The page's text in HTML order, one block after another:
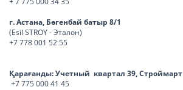
г. Астана, Бөгенбай батыр 8/1
(Esil STROY - Эталон)
+7 778 001 52 55
Қарағанды:Учетный квартал 39, Строймарт
+7 775 000 41 45